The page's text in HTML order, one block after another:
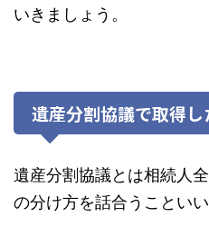
いきましょう。
遺産分割協議で取得し
遺産分割協議とは相続人
の分け方を話合うこといい